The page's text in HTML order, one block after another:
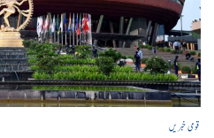
قومی خبریں